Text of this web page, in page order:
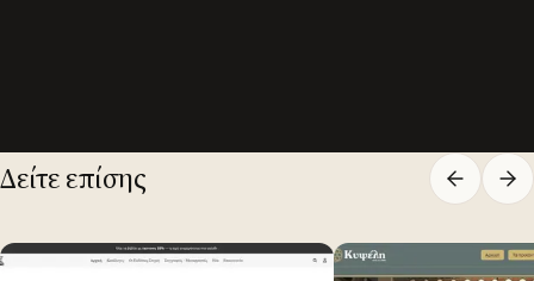
Δείτε επίσης